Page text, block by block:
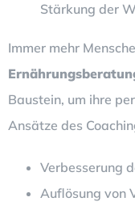
Stärkung der
Immer mehr
Baustein, um ihre
Ansätze des
Verbesserung
Auflösung von